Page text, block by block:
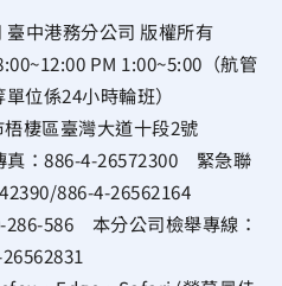
中港務分公司 版權所有
PM 1:00~5:00（航管
位係24小時輪班）
棲區臺灣大道十段2號
真：886-4-26572300 緊急聯
/886-4-26562164
286-586 本分公司檢舉專線：